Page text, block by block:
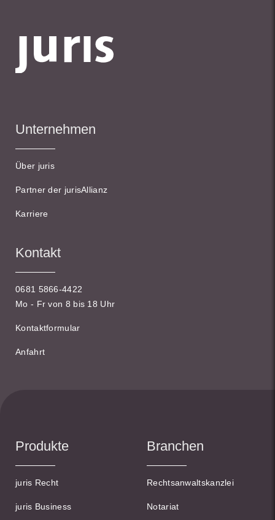
Unternehmen
Über juris
Partner der jurisAllianz
Karriere
Kontakt
0681 5866-4422
Mo - Fr von 8 bis 18 Uhr
Kontaktformular
Anfahrt
Produkte
juris Recht
juris Business
Branchen
Rechtsanwaltskanzlei
Notariat